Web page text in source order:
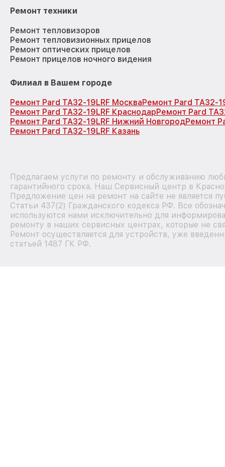
Ремонт техники
Ремонт тепловизоров
Ремонт тепловизионных прицелов
Ремонт оптических прицелов
Ремонт прицелов ночного видения
Филиал в Вашем городе
Ремонт Pard TA32-19LRF МоскваРемонт Pard TA32-
Ремонт Pard TA32-19LRF КраснодарРемонт Pard
Ремонт Pard TA32-19LRF Нижний НовгородРемонт
Ремонт Pard TA32-19LRF Казань
Предлагаем услуги по ремонту и обслуживанию
гарантийного срока. Наш Сервисный центр в
Предложение цен на ремонт на сайте не является
Статьи 437(2) Гражданского кодекса РФ. Все
используются нами исключительно для
ремонту в наших сервисных центрах, которые не
Ремонт осуществляется для устройств, уже
статьей 1487 ГК РФ.